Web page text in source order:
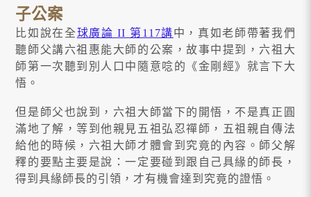
子公案
比如說在全球廣論 II 第117講中，真如老師帶著我們
聽師父講六祖惠能大師的公案，故事中提到，六祖大
師第一次聽到別人口中隨意唸的《金剛經》就言下大
悟。
但是師父也說到，六祖大師當下的開悟，不是真正圓
滿地了解，等到他親見五祖弘忍禪師，五祖親自傳法
給他的時候，六祖大師才體會到究竟的內容。師父解
釋的要點主要是說：一定要碰到跟自己具緣的師長，
得到具緣師長的引領，才有機會達到究竟的證悟。